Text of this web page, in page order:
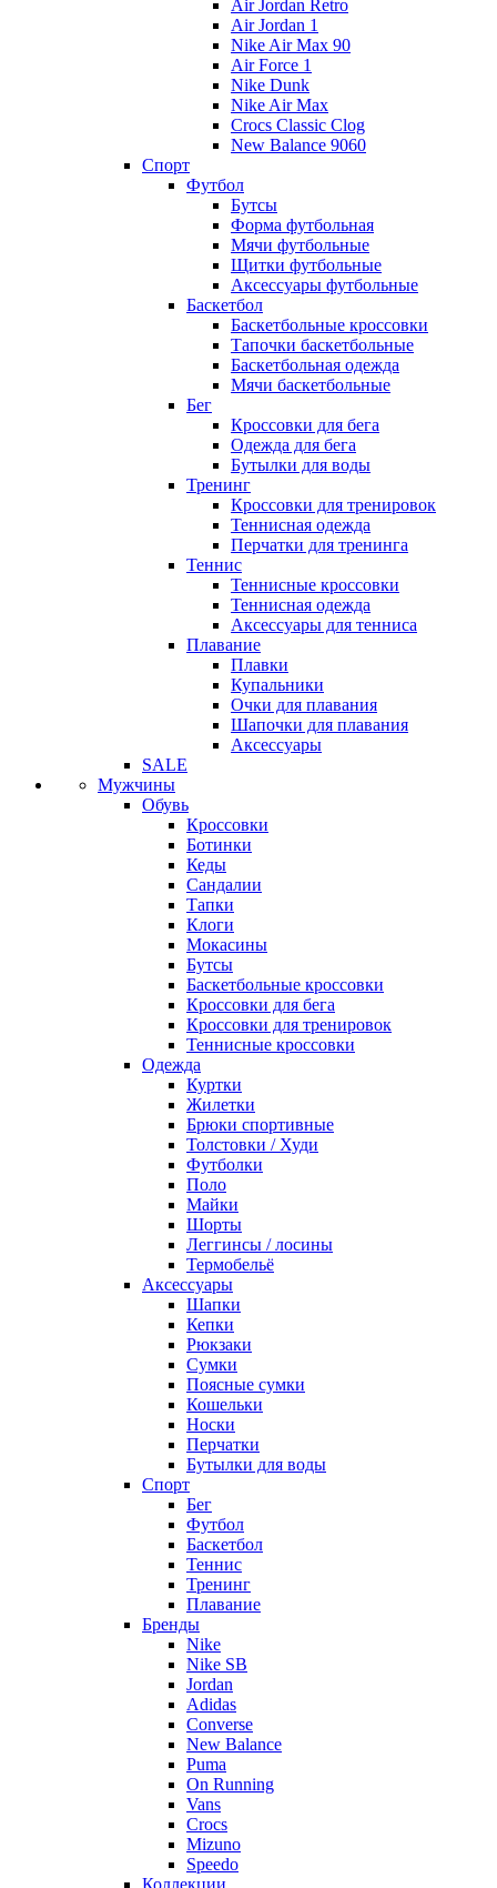
Air Jordan Retro
Air Jordan 1
Nike Air Max 90
Air Force 1
Nike Dunk
Nike Air Max
Crocs Classic Clog
New Balance 9060
Спорт
Футбол
Бутсы
Форма футбольная
Мячи футбольные
Щитки футбольные
Аксессуары футбольные
Баскетбол
Баскетбольные кроссовки
Тапочки баскетбольные
Баскетбольная одежда
Мячи баскетбольные
Бег
Кроссовки для бега
Одежда для бега
Бутылки для воды
Тренинг
Кроссовки для тренировок
Теннисная одежда
Перчатки для тренинга
Теннис
Теннисные кроссовки
Теннисная одежда
Аксессуары для тенниса
Плавание
Плавки
Купальники
Очки для плавания
Шапочки для плавания
Аксессуары
SALE
Мужчины
Обувь
Кроссовки
Ботинки
Кеды
Сандалии
Тапки
Клоги
Мокасины
Бутсы
Баскетбольные кроссовки
Кроссовки для бега
Кроссовки для тренировок
Теннисные кроссовки
Одежда
Куртки
Жилетки
Брюки спортивные
Толстовки / Худи
Футболки
Поло
Майки
Шорты
Леггинсы / лосины
Термобельё
Аксессуары
Шапки
Кепки
Рюкзаки
Сумки
Поясные сумки
Кошельки
Носки
Перчатки
Бутылки для воды
Спорт
Бег
Футбол
Баскетбол
Теннис
Тренинг
Плавание
Бренды
Nike
Nike SB
Jordan
Adidas
Converse
New Balance
Puma
On Running
Vans
Crocs
Mizuno
Speedo